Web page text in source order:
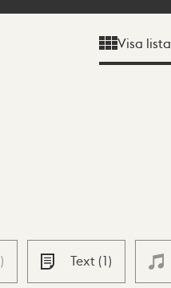
Visa lista
) Text (1)